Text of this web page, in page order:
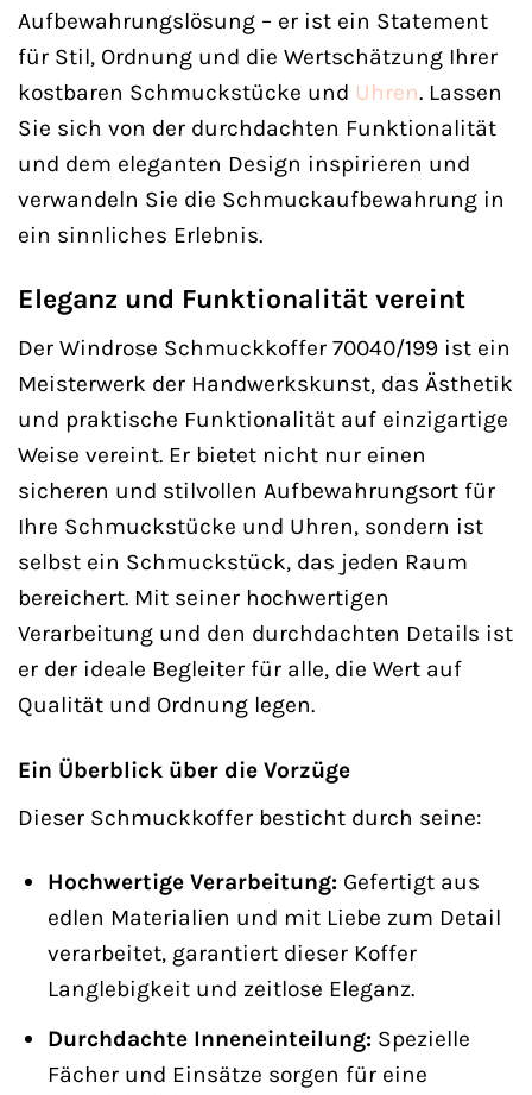
Aufbewahrungslösung – er ist ein Statement
für Stil, Ordnung und die Wertschätzung Ihrer
kostbaren Schmuckstücke und Uhren. Lassen
Sie sich von der durchdachten Funktionalität
und dem eleganten Design inspirieren und
verwandeln Sie die Schmuckaufbewahrung in
ein sinnliches Erlebnis.
Eleganz und Funktionalität vereint
Der Windrose Schmuckkoffer 70040/199 ist ein
Meisterwerk der Handwerkskunst, das Ästhetik
und praktische Funktionalität auf einzigartige
Weise vereint. Er bietet nicht nur einen
sicheren und stilvollen Aufbewahrungsort für
Ihre Schmuckstücke und Uhren, sondern ist
selbst ein Schmuckstück, das jeden Raum
bereichert. Mit seiner hochwertigen
Verarbeitung und den durchdachten Details ist
er der ideale Begleiter für alle, die Wert auf
Qualität und Ordnung legen.
Ein Überblick über die Vorzüge
Dieser Schmuckkoffer besticht durch seine:
Hochwertige Verarbeitung:Gefertigt aus
edlen Materialien und mit Liebe zum Detail
verarbeitet, garantiert dieser Koffer
Langlebigkeit und zeitlose Eleganz.
Durchdachte Inneneinteilung:Spezielle
Fächer und Einsätze sorgen für eine